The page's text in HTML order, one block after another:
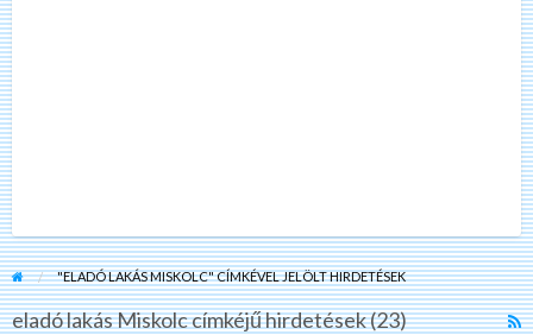
"ELADÓ LAKÁS MISKOLC" CÍMKÉVEL JELÖLT HIRDETÉSEK
eladó lakás Miskolc címkéjű hirdetések (23)